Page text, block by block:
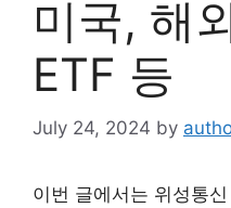
미국, 해
ETF 등
July 24, 2024 by
이번 글에서는 위성통